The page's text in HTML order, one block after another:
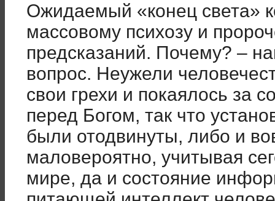
Ожидаемый «конец света»
массовому психозу и
предсказаний. Почему? –
вопрос. Неужели
свои грехи и покаялось за
перед Богом, так что
были отодвинуты, либо и
маловероятно, учитывая
мире, да и состояние